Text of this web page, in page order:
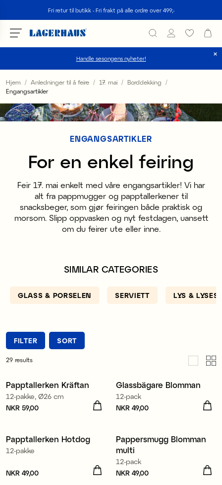
Fri retur til butikk - Fri frakt på alle ordre over 499;-
Handle sesongens nyheter!
velg språk / valuta
FI / EUR
NO / NKR
SE / SEK
Hjem Anledninger til å feire 17. mai
Borddekking
Engangsartikler
ENGANGSARTIKLER
For en enkel feiring
Feir 17. mai enkelt med våre engangsartikler! Vi har
alt fra pappmugger og papptallerkener til
snacksbeger, som gjør feiringen både praktisk og
morsom. Slipp oppvasken og nyt festdagen, uansett
om du feirer ute eller inne.
SIMILAR CATEGORIES
GLASS & PORSELEN SERVIETT LYS &
FILTER SORT
29 results
Nyhet
Papptallerken Kräftan
12-pakke, Ø26 cm
Pris :NKR 59,00
NKR 59,00
Glassbägare Blomman
12-pack
Pris :NKR 49,00
NKR 49,00
Papptallerken Hotdog
12-pakke
Pris :NKR 49,00
NKR 49,00
Pappersmugg Blomman
multi
12-pack
Pris :NKR 49,00
NKR 49,00